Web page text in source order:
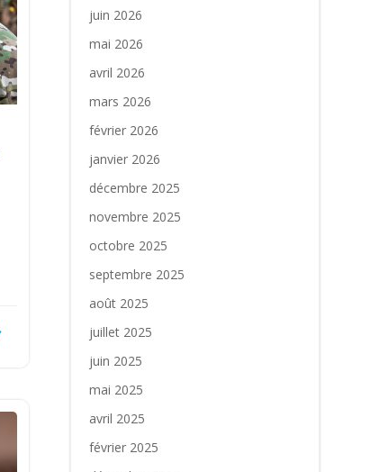
juin 2026
mai 2026
avril 2026
mars 2026
février 2026
janvier 2026
décembre 2025
novembre 2025
octobre 2025
septembre 2025
août 2025
juillet 2025
juin 2025
mai 2025
avril 2025
février 2025